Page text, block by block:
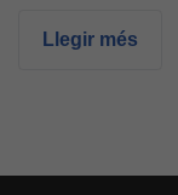
Llegir més